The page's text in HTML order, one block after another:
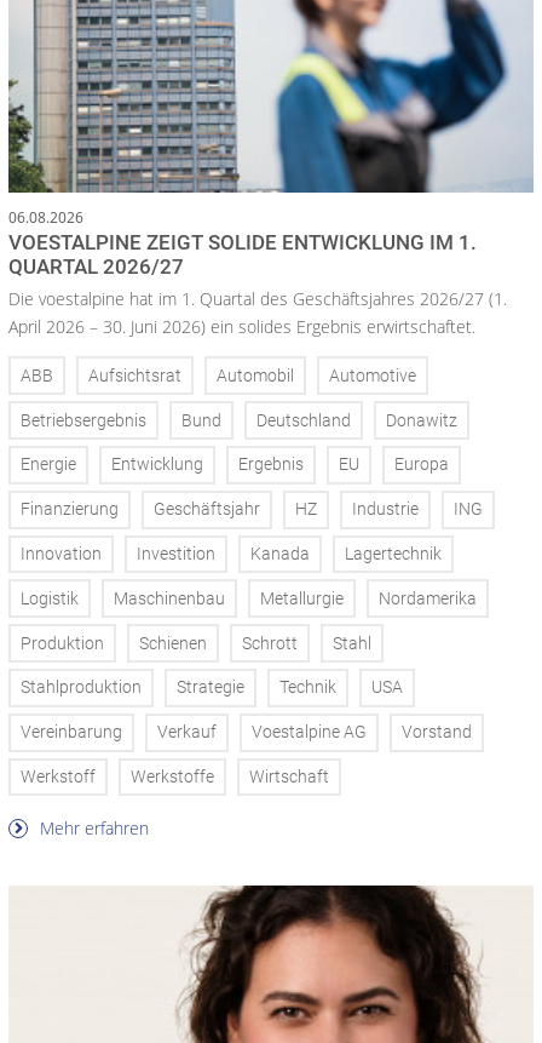
06.08.2026
VOESTALPINE ZEIGT SOLIDE ENTWICKLUNG IM 1.
QUARTAL 2026/27
Die voestalpine hat im 1. Quartal des Geschäftsjahres 2026/27 (1.
April 2026 – 30. Juni 2026) ein solides Ergebnis erwirtschaftet.
ABB Aufsichtsrat Automobil Automotive
Betriebsergebnis Bund Deutschland Donawitz
Energie Entwicklung Ergebnis EU Europa
Finanzierung Geschäftsjahr HZ Industrie ING
Innovation Investition Kanada Lagertechnik
Logistik Maschinenbau Metallurgie Nordamerika
Produktion Schienen Schrott Stahl
Stahlproduktion Strategie Technik USA
Vereinbarung Verkauf Voestalpine AG Vorstand
Werkstoff Werkstoffe Wirtschaft
Mehr erfahren